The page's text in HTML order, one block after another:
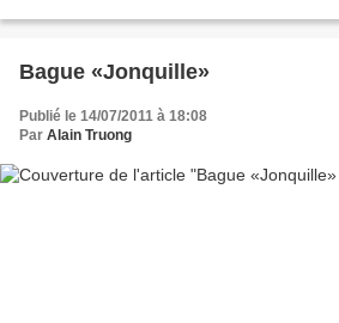
Bague «Jonquille»
Publié le 14/07/2011 à 18:08
Par Alain Truong